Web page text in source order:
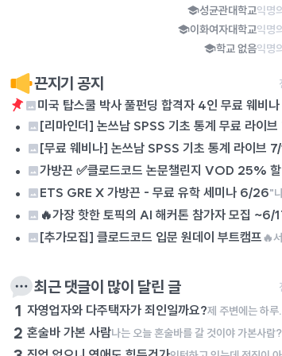
성균관대학교익명
이화여자대학교익명
학교 없음익명
진심으로 궁금함 미용실에서 직원이 아닌 원장이 머리를 자른다고 가격을 더 받는 이유가 뭐임? 여러군데에서 머리를 잘라보지는 않았지만 원장이 자른다고 머리를 더 훌륭하게 자르는 것도 아니던데, 무슨 자신감으로 가격을 더 받는거지? 난 모르겠는데 사장이나 원장이 손님을 응대한다고 가격을 더 받는 다른 직업이 있나???? 0
진짜진짜진짜 너무 외로운데 대학원 네트워킹하면 새로운 사람 만날 수 있을까....? 연구실에 갇혀있으려나ㅜ 0
좋아하는 사람 vs 좋아해주는 사람 나는 너무나 전자..인게 문제인거같아 아니 나는 이상형이 좀 상견례 안 프리패스 상이거든 성격도 좀 돌아있고 나를 덜 좋아해야 (안 좋아하면 또.. 안 됨.) 끌려 근데 나는 나이가 있는 편이라서 그런지 요새 나를 되게열심히 좋아해주는 사람이 있어서 이젠 좀 그런걸 다 포기하고.. 만나봐야하나 싶어 나는 나를 좋아해주는 사람이랑은 이주이상 사겨본적은 없거든? 혹시.. 한달이나 그 이상 만나면 처음보다 마음이 커질까?? 그동안 길게 사귄 사람들은 항상 내가열심히 노력해서 사귄 경우였어 지금은 일단 노력을 할 에너지가 없고 노력할만큼 아주크게 반한 사람도 없어서 그게 문제야 0
미국 탑스쿨 박사 풀펀딩 합격자 4인 무료 웨비나 8월
배드민턴 칠사람..없니..서울이야 0
끈지기 공지
미국 탑스쿨 박사 풀펀딩 합격자 4인 무료 웨비
• [리마인더] 논쓰남 SPSS 기초 통계 무료 라이브
• [무료 웨비나] 논쓰남 SPSS 기초 통계 라이브
• 가방끈 ✅클로드코드 논문챌린지 VOD 25%
• ETS GRE X 가방끈 - 무료 유학 세미나 6/26
• 🔥가장 핫한 토픽의 AI 해커톤 참가자 모집 ~6/
• [추가모집] 클로드코드 입문 원데이 부트캠프
최근 댓글이 많이 달린 글
1 자영업자와 다주택자가 죄인일까요? 제 주변에는 하루에 최소 15시간, 많게는 19시간을 자기 몸과 영혼을 갈아서 자영업에 종사하는 이웃들이 있습니다. 이 분들은 순수 마진이라도 건지기 위해서 하루에 최소한 이 정도는 일해야 하고, 월 매출 6,000만 원을 넘기지 못하면 아르바이트생 월급도 주지 못하고 유지보수비에도 투자하지 못합니다. 그렇다보니 이 분들은 남녀 할 것 없이 1년에 쉬는 날이 1월 첫 날, 설날 당일, 추석 당일 밖에 없다고 이야기합니다. 그런데 과거 정부에서는 이 분들이 벌어들인 소득에 불필요하게 세금을 매기려 했고, 최저 시급도 너무 많이 올려서 코로나19 시기에는 이 분들이 애써 일구어
2 혼술바 가본 사람